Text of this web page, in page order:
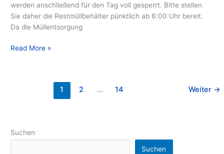
werden anschließend für den Tag voll gesperrt. Bitte stellen
Sie daher die Restmüllbehälter pünktlich ab 6:00 Uhr bereit.
Da die Müllentsorgung
Read More »
1 2 … 14 Weiter →
Suchen
Suchen